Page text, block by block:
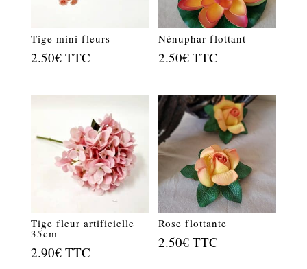
Tige mini fleurs
2.50€ TTC
Nénuphar flottant
2.50€ TTC
Tige fleur artificielle
35cm
2.90€ TTC
Rose flottante
2.50€ TTC